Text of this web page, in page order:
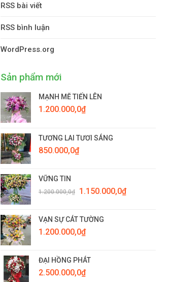
RSS bài viết
RSS bình luận
WordPress.org
Sản phẩm mới
MẠNH MẼ TIẾN LÊN
1.200.000,0₫
TƯƠNG LAI TƯƠI SÁNG
850.000,0₫
VỮNG TIN
1.200.000,0₫
Giá
1.200.000,0₫.
1.150.000,0₫Giá
VẠN SỰ CÁT TƯỜNG
1.200.000,0₫
ĐẠI HỒNG PHÁT
2.500.000,0₫